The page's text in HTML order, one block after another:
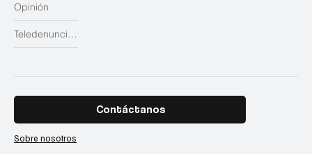
Opinión
Teledenuncias
Contáctanos
Sobre nosotros